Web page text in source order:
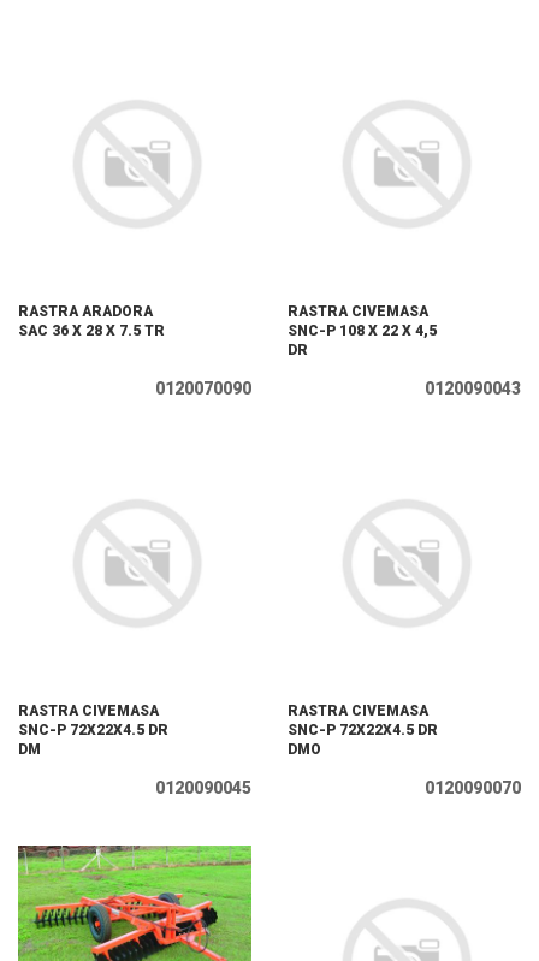
RASTRA ARADORA
SAC 36 X 28 X 7.5 TR
0120070090
RASTRA CIVEMASA
SNC-P 108 X 22 X 4,5
DR
0120090043
RASTRA CIVEMASA
SNC-P 72X22X4.5 DR
DM
0120090045
RASTRA CIVEMASA
SNC-P 72X22X4.5 DR
DMO
0120090070